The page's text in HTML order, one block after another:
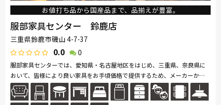
お値打ち品から国産品まで、品揃えが豊富。
服部家具センター 鈴鹿店
三重県鈴鹿市磯山 4-7-37
0.0 0
服部家具センターでは、愛知県・名古屋地区をはじめ、三重県、奈良県に
おいて、皆様により良い家具をお手頃価格で提供するため、メーカーから
の一括仕入れや、海外直仕入れなど、お値打ち価格でご提供する努力を続
け...続きを読む